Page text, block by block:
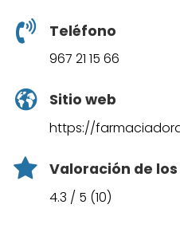
Teléfono
967 21 15 66
Sitio web
https://
Valoración de
4.3 / 5 (10)